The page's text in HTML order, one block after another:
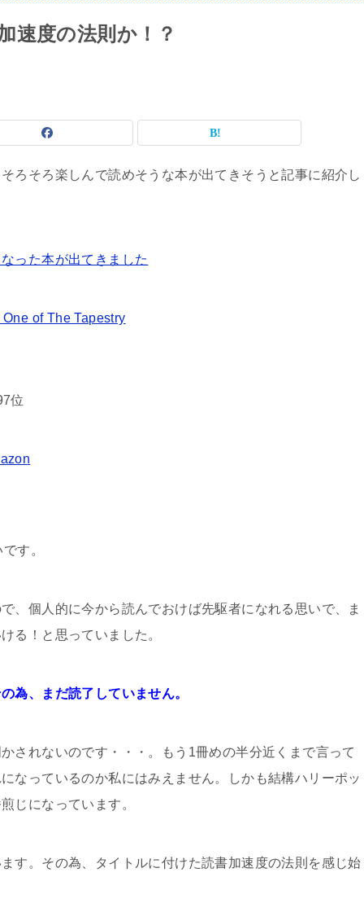
速度の法則か！？
ろそろ楽しんで読めそうな本が出てきそうと記事に紹介し
った本が出てきました
of The Tapestry
位
す。
、個人的に今から読んでおけば先駆者になれる思いで、ま
る！と思っていました。
為、まだ読了していません。
されないのです・・・。もう1冊めの半分近くまで言って
なっているのか私にはみえません。しかも結構ハリーポッ
じになっています。
す。その為、タイトルに付けた読書加速度の法則を感じ始